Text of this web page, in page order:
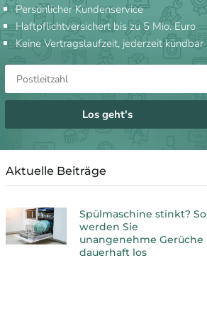
Persönlicher Kundenservice
Haftpflichtversichert bis zu 5 Mio. Euro
Keine Vertragslaufzeit, jederzeit kündbar
Los geht's
Aktuelle Beiträge
Spülmaschine stinkt? So
werden Sie
unangenehme Gerüche
dauerhaft los